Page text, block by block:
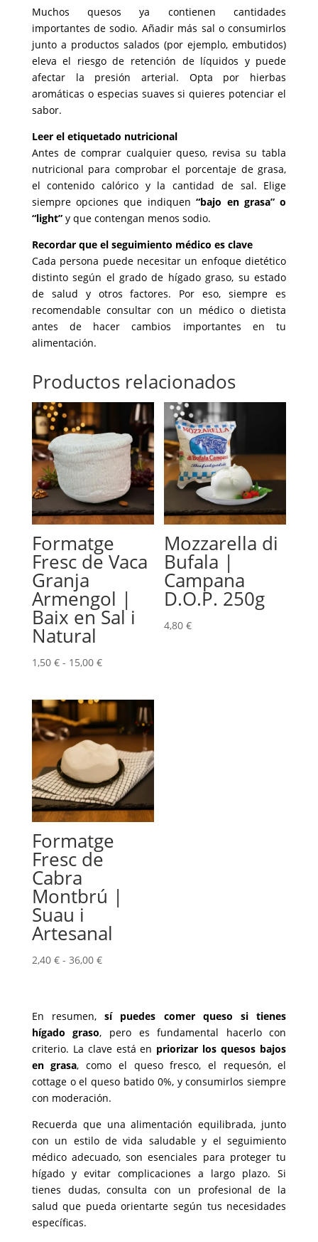
Muchos quesos ya contienen cantidades
importantes de sodio. Añadir más sal o consumirlos
junto a productos salados (por ejemplo, embutidos)
eleva el riesgo de retención de líquidos y puede
afectar la presión arterial. Opta por hierbas
aromáticas o especias suaves si quieres potenciar el
sabor.
Leer el etiquetado nutricional
Antes de comprar cualquier queso, revisa su tabla
nutricional para comprobar el porcentaje de grasa,
el contenido calórico y la cantidad de sal. Elige
siempre opciones que indiquen“bajo en grasa” o
“light”y que contengan menos sodio.
Recordar que el seguimiento médico es clave
Cada persona puede necesitar un enfoque dietético
distinto según el grado de hígado graso, su estado
de salud y otros factores. Por eso, siempre es
recomendable consultar con un médico o dietista
antes de hacer cambios importantes en tu
alimentación.
Productos relacionados
Formatge
Fresc de Vaca
Granja
Armengol |
Baix en Sal i
Natural
1,50 € - 15,00 €Rango
desde
1,50 €
hasta
15,00 €
Mozzarella di
Bufala |
Campana
D.O.P. 250g
4,80€
Formatge
Fresc de
Cabra
Montbrú |
Suau i
Artesanal
2,40 € - 36,00 €Rango
2,40 €
hasta
En resumen,sí puedes comer queso si tienes
hígado graso, pero es fundamental hacerlo con
criterio. La clave está en priorizar los quesos bajos
en grasa, como el queso fresco, el requesón, el
cottage o el queso batido 0%, y consumirlos siempre
con moderación.
Recuerda que una alimentación equilibrada, junto
con un estilo de vida saludable y el seguimiento
médico adecuado, son esenciales para proteger tu
hígado y evitar complicaciones a largo plazo. Si
tienes dudas, consulta con un profesional de la
salud que pueda orientarte según tus necesidades
específicas.